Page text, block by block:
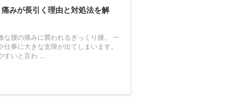
みが長引く理由と対処法を解
腰の痛みに襲われるぎっくり腰。 一
事に大きな支障が出てしまいます。
すいと言わ ...